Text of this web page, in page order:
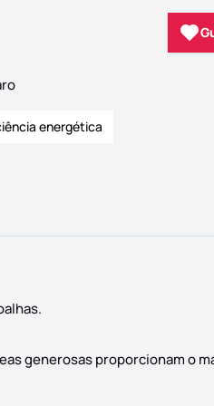
energética
generosas proporcionam o